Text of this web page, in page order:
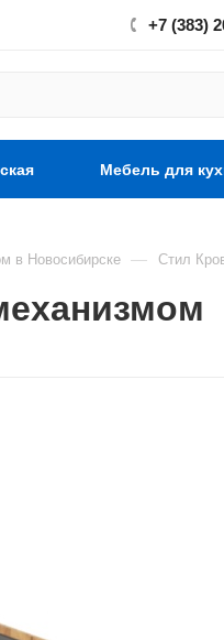
+7 (383)
Мебель для
в Новосибирске — Стил